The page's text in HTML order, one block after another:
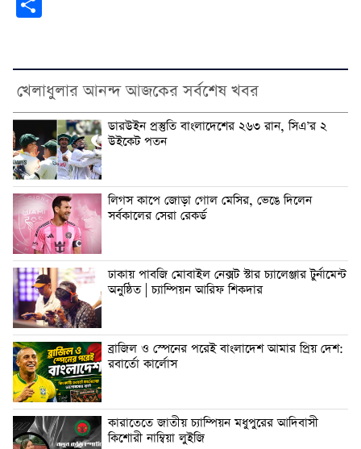
খেলাধুলার আনন্দ আজকের সর্বশেষ খবর
ডারউইন প্রস্তুতি বাংলাদেশের ২৬৩ রান, সিএ’র ২
উইকেট পতন
লিগস কাপে জোড়া গোল মেসির, ভেঙে দিলেন
সর্বকালের সেরা রেকর্ড
ঢাকায় পাবজি মোবাইল নেক্সট স্টার চ্যালেঞ্জার টুর্নামেন্ট
অনুষ্ঠিত | চ্যাম্পিয়ন আরিফ শিকদার
ব্রাজিল ও স্পেনের পরেই বাংলাদেশ আমার প্রিয় দেশ:
রবার্তো কার্লোস
কারাতেতে জাতীয় চ্যাম্পিয়ন মধুপুরের আদিবাসী
কিশোরী নাম্বিয়া লুইজি